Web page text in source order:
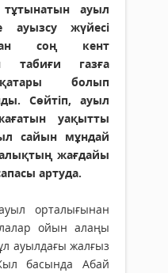
ауыл
ауызсу жүйесі
соң кент
табиғи газға
болып
Сөйтіп, ауыл
уақытты
сайын мұндай
жағдайы
артуда.
орта­лы­ғынан
ойын алаңы
ауылдағы жалғыз
басында Абай